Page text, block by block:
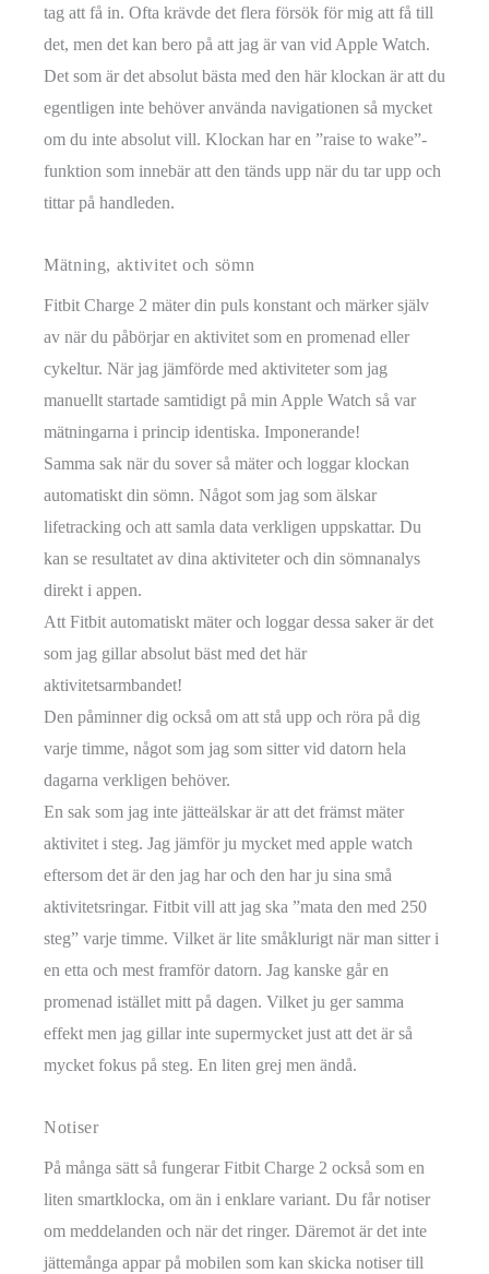
tag att få in. Ofta krävde det flera försök för mig att få till
det, men det kan bero på att jag är van vid Apple Watch.
Det som är det absolut bästa med den här klockan är att du
egentligen inte behöver använda navigationen så mycket
om du inte absolut vill. Klockan har en ”raise to wake”-
funktion som innebär att den tänds upp när du tar upp och
tittar på handleden.
Mätning, aktivitet och sömn
Fitbit Charge 2 mäter din puls konstant och märker själv
av när du påbörjar en aktivitet som en promenad eller
cykeltur. När jag jämförde med aktiviteter som jag
manuellt startade samtidigt på min Apple Watch så var
mätningarna i princip identiska. Imponerande!
Samma sak när du sover så mäter och loggar klockan
automatiskt din sömn. Något som jag som älskar
lifetracking och att samla data verkligen uppskattar. Du
kan se resultatet av dina aktiviteter och din sömnanalys
direkt i appen.
Att Fitbit automatiskt mäter och loggar dessa saker är det
som jag gillar absolut bäst med det här
aktivitetsarmbandet!
Den påminner dig också om att stå upp och röra på dig
varje timme, något som jag som sitter vid datorn hela
dagarna verkligen behöver.
En sak som jag inte jätteälskar är att det främst mäter
aktivitet i steg. Jag jämför ju mycket med apple watch
eftersom det är den jag har och den har ju sina små
aktivitetsringar. Fitbit vill att jag ska ”mata den med 250
steg” varje timme. Vilket är lite småklurigt när man sitter i
en etta och mest framför datorn. Jag kanske går en
promenad istället mitt på dagen. Vilket ju ger samma
effekt men jag gillar inte supermycket just att det är så
mycket fokus på steg. En liten grej men ändå.
Notiser
På många sätt så fungerar Fitbit Charge 2 också som en
liten smartklocka, om än i enklare variant. Du får notiser
om meddelanden och när det ringer. Däremot är det inte
jättemånga appar på mobilen som kan skicka notiser till